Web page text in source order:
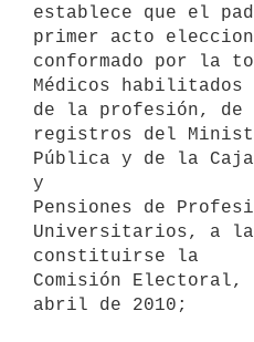
establece que el
primer acto
conformado por la
Médicos
de la profesión, de
registros del
Pública y de la
y
Pensiones de
Universitarios, a la
constituirse la
Comisión Electoral,
abril de 2010;